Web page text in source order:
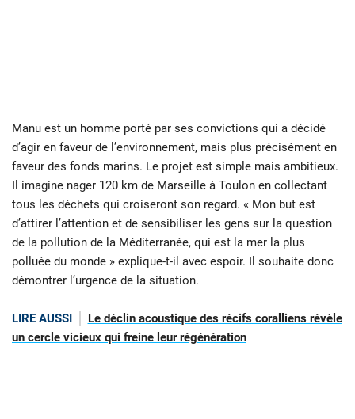
Manu est un homme porté par ses convictions qui a décidé
d’agir en faveur de l’environnement, mais plus précisément en
faveur des fonds marins. Le projet est simple mais ambitieux.
Il imagine nager 120 km de Marseille à Toulon en collectant
tous les déchets qui croiseront son regard. « Mon but est
d’attirer l’attention et de sensibiliser les gens sur la question
de la pollution de la Méditerranée, qui est la mer la plus
polluée du monde » explique-t-il avec espoir. Il souhaite donc
démontrer l’urgence de la situation.
LIRE AUSSI
Le déclin acoustique des récifs coralliens révèle
un cercle vicieux qui freine leur régénération